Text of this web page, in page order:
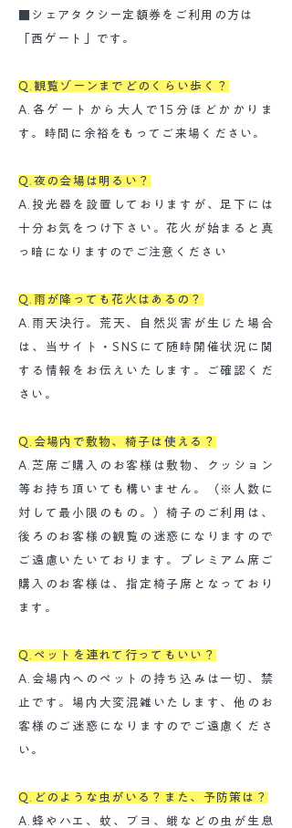
■シェアタクシー定額券をご利用の方は
「西ゲート」です。
Q.観覧ゾーンまでどのくらい歩く？
A.各ゲートから大人で15分ほどかかりま
す。時間に余裕をもってご来場ください。
Q.夜の会場は明るい？
A.投光器を設置しておりますが、足下には
十分お気をつけ下さい。花火が始まると真
っ暗になりますのでご注意ください
Q.雨が降っても花火はあるの？
A.雨天決行。荒天、自然災害が生じた場合
は、当サイト・SNSにて随時開催状況に関
する情報をお伝えいたします。ご確認くだ
さい。
Q.会場内で敷物、椅子は使える？
A.芝席ご購入のお客様は敷物、クッション
等お持ち頂いても構いません。（※人数に
対して最小限のもの。）椅子のご利用は、
後ろのお客様の観覧の迷惑になりますので
ご遠慮いたいております。プレミアム席ご
購入のお客様は、指定椅子席となっており
ます。
Q.ペットを連れて行ってもいい？
A.会場内へのペットの持ち込みは一切、禁
止です。場内大変混雑いたします、他のお
客様のご迷惑になりますのでご遠慮くださ
い。
Q.どのような虫がいる？また、予防策は？
A.蜂やハエ、蚊、ブヨ、蛾などの虫が生息